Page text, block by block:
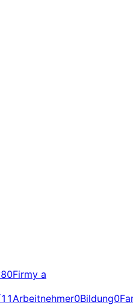
80Firmy a
11Arbeitnehmer0Bildung0